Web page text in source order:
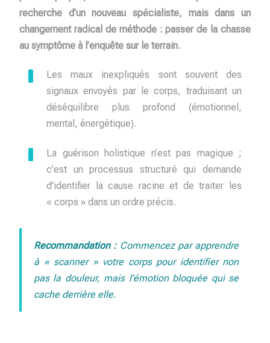
recherche d’un nouveau spécialiste, mais dans un
changement radical de méthode : passer de la chasse
au symptôme à l’enquête sur le terrain.
Les maux inexpliqués sont souvent des
signaux envoyés par le corps, traduisant un
déséquilibre plus profond (émotionnel,
mental, énergétique).
La guérison holistique n’est pas magique ;
c’est un processus structuré qui demande
d’identifier la cause racine et de traiter les
« corps » dans un ordre précis.
Recommandation :Commencez par apprendre
à « scanner » votre corps pour identifier non
pas la douleur, mais l’émotion bloquée qui se
cache derrière elle.